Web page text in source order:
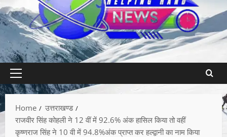
Home
उत्तराखण्ड
राजवीर सिंह कोहली ने 12 वीं में 92.6% अंक हासिल किया तो वहीं
कृष्णराज सिंह ने 10 वी में 94.8%अंक प्राप्त कर हल्द्वानी का नाम किया